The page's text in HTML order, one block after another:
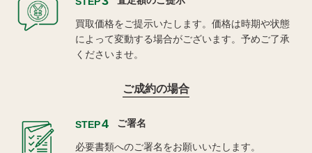
買取価格をご提示いたします。価格は時期や状態
によって変動する場合がございます。予めご了承
くださいませ。
ご成約の場合
STEP4 ご署名
必要書類へのご署名をお願いいたします。